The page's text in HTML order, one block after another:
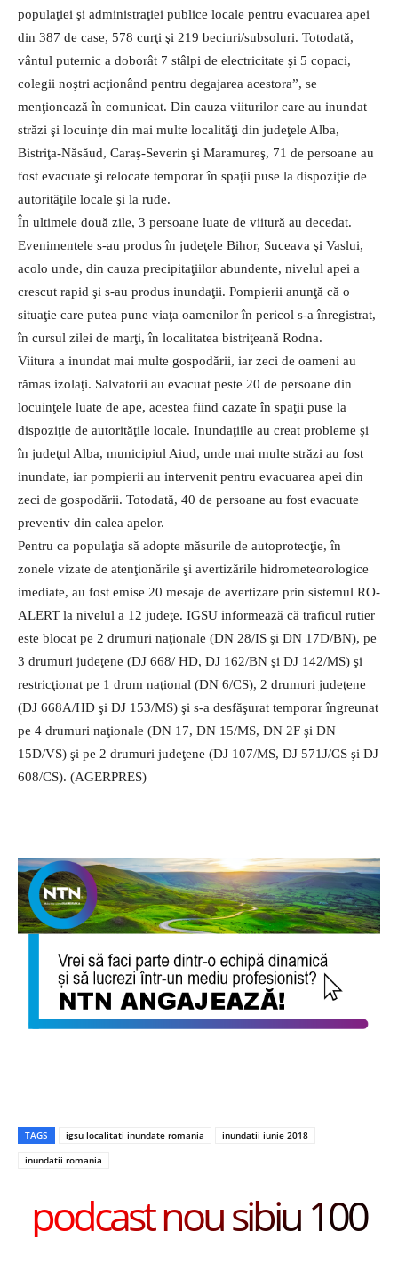
populaţiei şi administraţiei publice locale pentru evacuarea apei
din 387 de case, 578 curţi şi 219 beciuri/subsoluri. Totodată,
vântul puternic a doborât 7 stâlpi de electricitate şi 5 copaci,
colegii noştri acţionând pentru degajarea acestora”, se
menţionează în comunicat. Din cauza viiturilor care au inundat
străzi şi locuinţe din mai multe localităţi din judeţele Alba,
Bistriţa-Năsăud, Caraş-Severin şi Maramureş, 71 de persoane au
fost evacuate şi relocate temporar în spaţii puse la dispoziţie de
autorităţile locale şi la rude.
În ultimele două zile, 3 persoane luate de viitură au decedat.
Evenimentele s-au produs în judeţele Bihor, Suceava şi Vaslui,
acolo unde, din cauza precipitaţiilor abundente, nivelul apei a
crescut rapid şi s-au produs inundaţii. Pompierii anunţă că o
situaţie care putea pune viaţa oamenilor în pericol s-a înregistrat,
în cursul zilei de marţi, în localitatea bistriţeană Rodna.
Viitura a inundat mai multe gospodării, iar zeci de oameni au
rămas izolaţi. Salvatorii au evacuat peste 20 de persoane din
locuinţele luate de ape, acestea fiind cazate în spaţii puse la
dispoziţie de autorităţile locale. Inundaţiile au creat probleme şi
în judeţul Alba, municipiul Aiud, unde mai multe străzi au fost
inundate, iar pompierii au intervenit pentru evacuarea apei din
zeci de gospodării. Totodată, 40 de persoane au fost evacuate
preventiv din calea apelor.
Pentru ca populaţia să adopte măsurile de autoprotecţie, în
zonele vizate de atenţionările şi avertizările hidrometeorologice
imediate, au fost emise 20 mesaje de avertizare prin sistemul RO-
ALERT la nivelul a 12 judeţe. IGSU informează că traficul rutier
este blocat pe 2 drumuri naţionale (DN 28/IS şi DN 17D/BN), pe
3 drumuri judeţene (DJ 668/ HD, DJ 162/BN şi DJ 142/MS) şi
restricţionat pe 1 drum naţional (DN 6/CS), 2 drumuri judeţene
(DJ 668A/HD şi DJ 153/MS) şi s-a desfăşurat temporar îngreunat
pe 4 drumuri naţionale (DN 17, DN 15/MS, DN 2F şi DN
15D/VS) şi pe 2 drumuri judeţene (DJ 107/MS, DJ 571J/CS şi DJ
608/CS). (AGERPRES)
TAGS igsu localitati inundate romania
inundatii iunie 2018
inundatii romania
podcast nou sibiu 100